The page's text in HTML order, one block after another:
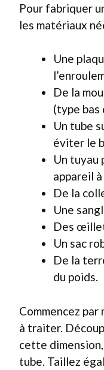
Pour fabriquer
les matériaux
Une
De la
(type bas
Un tube
éviter le
Un tuyau
appareil
De la
Une
Des
Un sac
De la
du poids.
Commencez
à traiter.
cette
tube. Taillez